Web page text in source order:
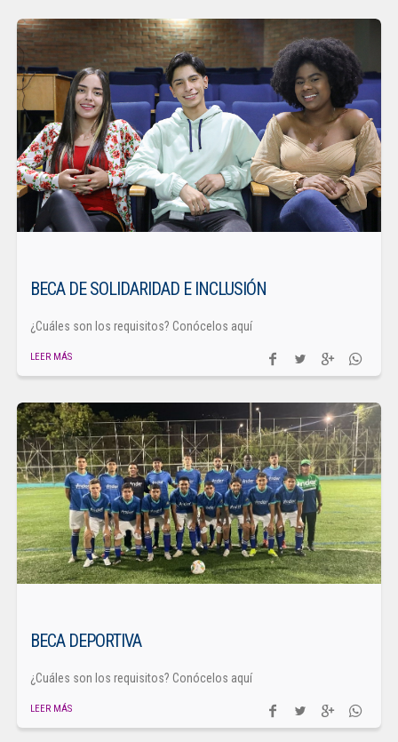
BECA DE SOLIDARIDAD E INCLUSIÓN
¿Cuáles son los requisitos? Conócelos aquí
LEER MÁS
BECA DEPORTIVA
¿Cuáles son los requisitos? Conócelos aquí
LEER MÁS